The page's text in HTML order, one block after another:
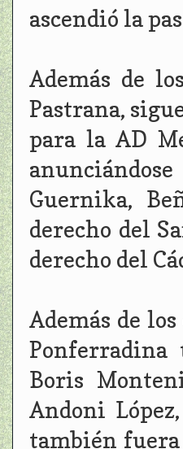
ascendió la
Además de
Pastrana,
para la AD
Guernika,
derecho del
derecho del
Además de
Boris
Andoni
también fuera